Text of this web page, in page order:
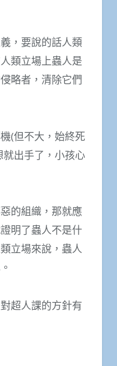
，要說的話人類
類立場上蟲人是
略者，清除它們
(但不大，始終死
出手了，小孩心
的組織，那就應
明了蟲人不是什
立場來說，蟲人
超人課的方針有